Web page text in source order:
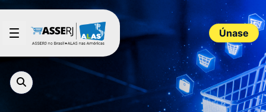
Saltar al contenido principal
Únase